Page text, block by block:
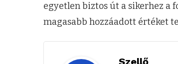
egyetlen biztos út a sikerhez a
magasabb hozzáadott értéket
Szellő